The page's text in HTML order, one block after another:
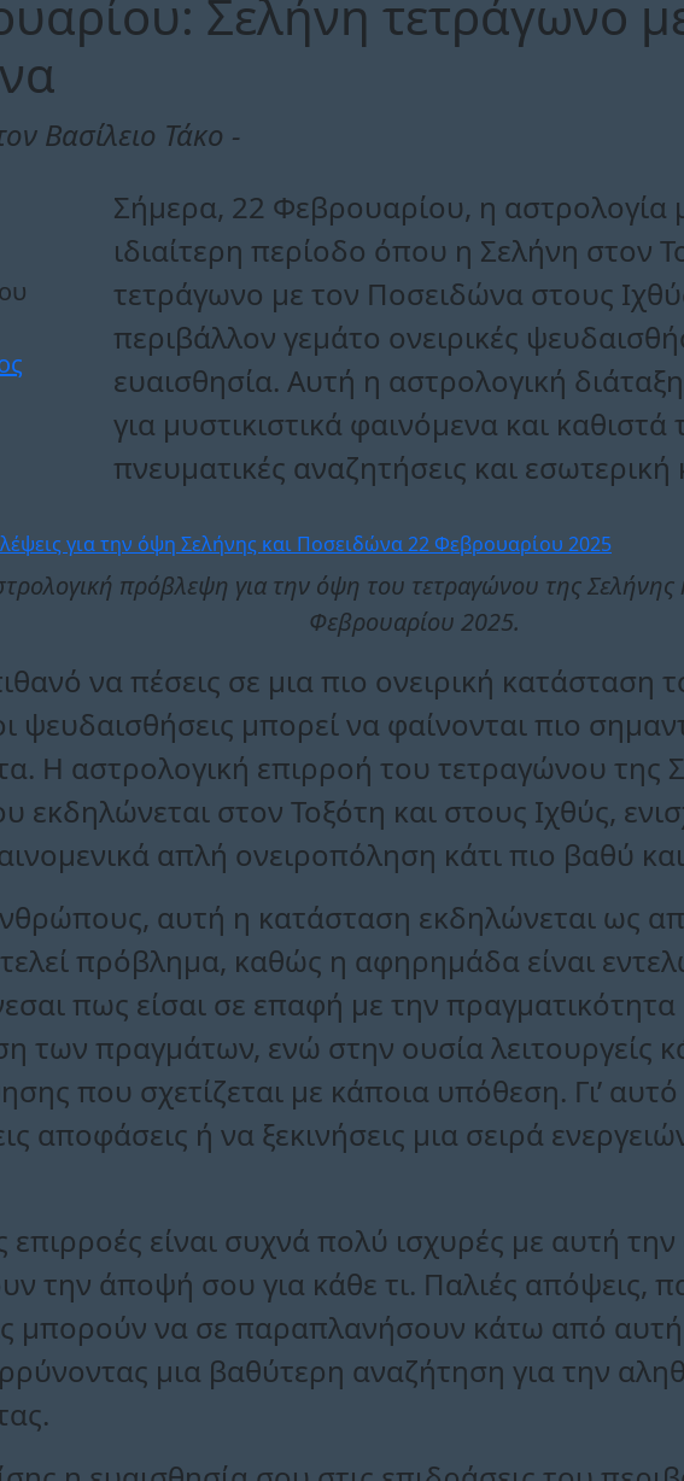
Σελήνη τετράγωνο
Βασίλειο Τάκο -
Σήμερα, 22 Φεβρουαρίου, η αστρολογία
ιδιαίτερη περίοδο όπου η Σελήνη στον
τετράγωνο με τον Ποσειδώνα στους
περιβάλλον γεμάτο ονειρικές
ευαισθησία. Αυτή η αστρολογική
για μυστικιστικά φαινόμενα και καθιστά
πνευματικές αναζητήσεις και
πρόβλεψη για την όψη του τετραγώνου της Σελήνης
Φεβρουαρίου 2025.
να πέσεις σε μια πιο ονειρική κατάσταση
ψευδαισθήσεις μπορεί να φαίνονται πιο
Η αστρολογική επιρροή του τετραγώνου της
εκδηλώνεται στον Τοξότη και στους Ιχθύς,
απλή ονειροπόληση κάτι πιο βαθύ
αυτή η κατάσταση εκδηλώνεται ως
πρόβλημα, καθώς η αφηρημάδα είναι
πως είσαι σε επαφή με την πραγματικότητα
των πραγμάτων, ενώ στην ουσία λειτουργείς
που σχετίζεται με κάποια υπόθεση. Γι’ αυτό
αποφάσεις ή να ξεκινήσεις μια σειρά
επιρροές είναι συχνά πολύ ισχυρές με αυτή
την άποψή σου για κάθε τι. Παλιές απόψεις,
μπορούν να σε παραπλανήσουν κάτω από αυτή
μια βαθύτερη αναζήτηση για την